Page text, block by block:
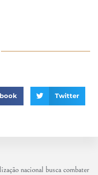
nacional busca combater
Twitter